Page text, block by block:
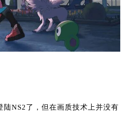
NS2了，但在画质技术上并没有